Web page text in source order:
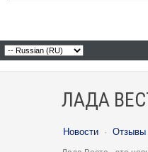
ЛАДА
Новости · Отзывы